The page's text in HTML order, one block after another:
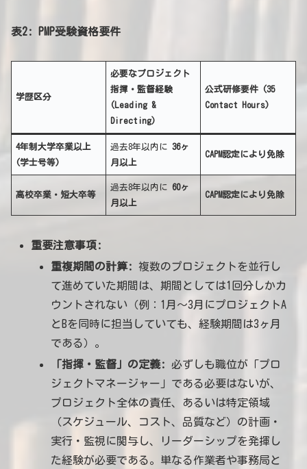
表2: PMP受験資格要件
学歴区分
必要なプロジェクト
指揮・監督経験
(Leading &
Directing)
公式研修要件 (35
Contact Hours)
4年制大学卒業以上
(学士号等)
過去8年以内に36ヶ
月以上
CAPM認定により免除
高校卒業・短大卒等
過去8年以内に60ヶ
月以上
CAPM認定により免除
重要注意事項:
重複期間の計算:
複数のプロジェクトを並行し
て進めていた期間は、期間としては1回分しかカ
ウントされない（例：1月〜3月にプロジェクトA
とBを同時に担当していても、経験期間は3ヶ月
である）。
「指揮・監督」の定義:
必ずしも職位が「プロ
ジェクトマネージャー」である必要はないが、
プロジェクト全体の責任、あるいは特定領域
（スケジュール、コスト、品質など）の計画・
実行・監視に関与し、リーダーシップを発揮し
た経験が必要である。単なる作業者や事務局と